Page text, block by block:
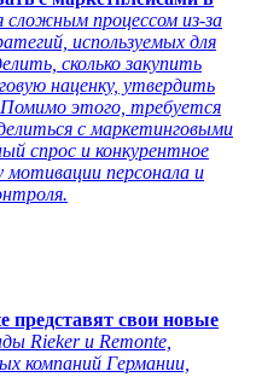
сложным процессом из-за
используемых для
сколько закупить
наценку, утвердить
Помимо этого, требуется
с маркетинговыми
спрос и конкурентное
персонала и
представят свои новые
Rieker и Remonte,
компаний Германии,